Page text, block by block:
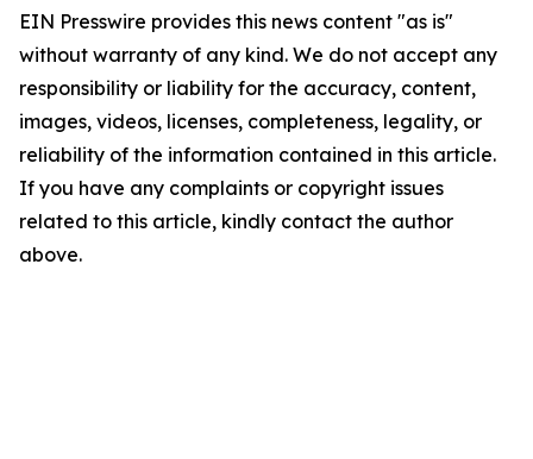
EIN Presswire provides this news content "as is"
without warranty of any kind. We do not accept any
responsibility or liability for the accuracy, content,
images, videos, licenses, completeness, legality, or
reliability of the information contained in this article.
If you have any complaints or copyright issues
related to this article, kindly contact the author
above.